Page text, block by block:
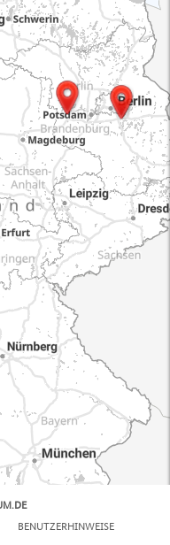
BENUTZERHINWEISE